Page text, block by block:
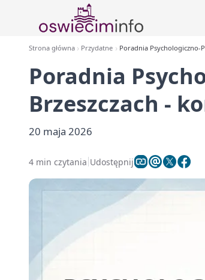
Strona główna Przydatne Poradnia Psychologiczno-
Poradnia
Brzeszczach -
20 maja 2026
4 min czytania Udostępnij